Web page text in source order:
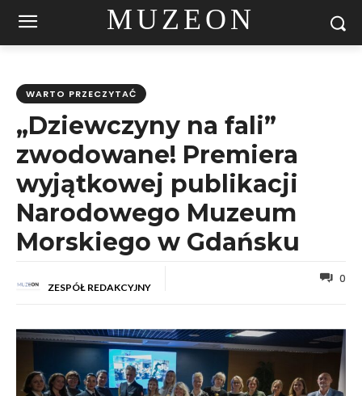
MUZEON
WARTO PRZECZYTAĆ
„Dziewczyny na fali”
zwodowane! Premiera
wyjątkowej publikacji
Narodowego Muzeum
Morskiego w Gdańsku
ZESPÓŁ REDAKCYJNY
0